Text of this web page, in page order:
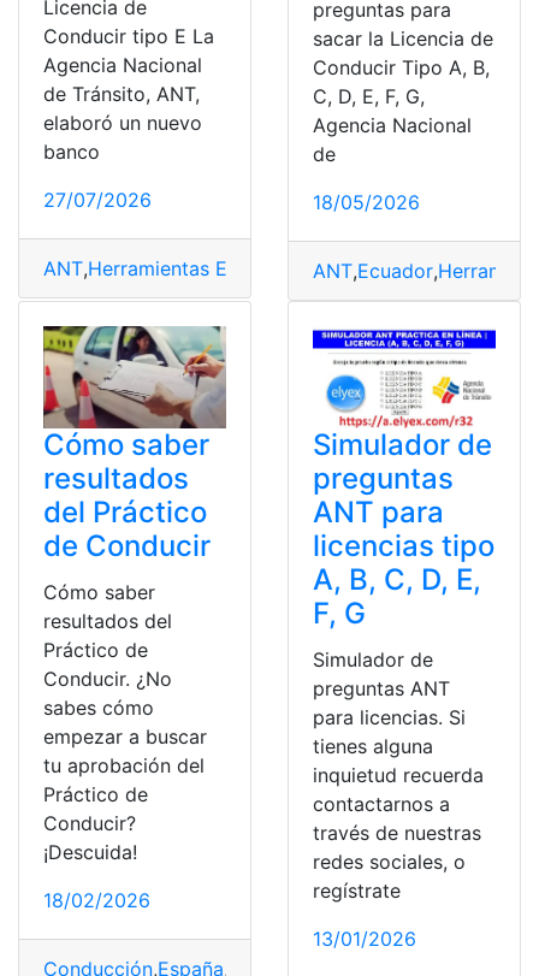
Licencia de
Conducir tipo E La
Agencia Nacional
de Tránsito, ANT,
elaboró un nuevo
banco
27/07/2026
ANT,Herramientas Ecuador Licencia,Licencia de
preguntas para
sacar la Licencia de
Conducir Tipo A, B,
C, D, E, F, G,
Agencia Nacional
de
18/05/2026
ANT,Ecuador,
Cómo saber
resultados
del Práctico
de Conducir
Cómo saber
resultados del
Práctico de
Conducir. ¿No
sabes cómo
empezar a buscar
tu aprobación del
Práctico de
Conducir?
¡Descuida!
18/02/2026
Conducción,España,
Simulador de
preguntas
ANT para
licencias tipo
A, B, C, D, E,
F, G
Simulador de
preguntas ANT
para licencias. Si
tienes alguna
inquietud recuerda
contactarnos a
través de nuestras
redes sociales, o
regístrate
13/01/2026